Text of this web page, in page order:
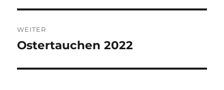
WEITER
Nächster
Ostertauchen 2022